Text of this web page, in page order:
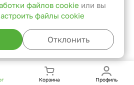
Корзина Профиль
настроить
он блокировал
вас об их
в таком случае
файлов cookie или вы
файлы cookie
Отклонить